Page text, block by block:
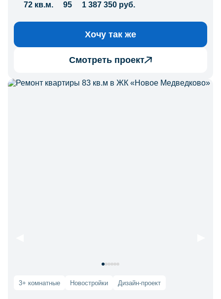
72 кв.м. 95 1 387 350 руб.
Хочу так же
Смотреть проект
3+ комнатные Новостройки Дизайн-проект